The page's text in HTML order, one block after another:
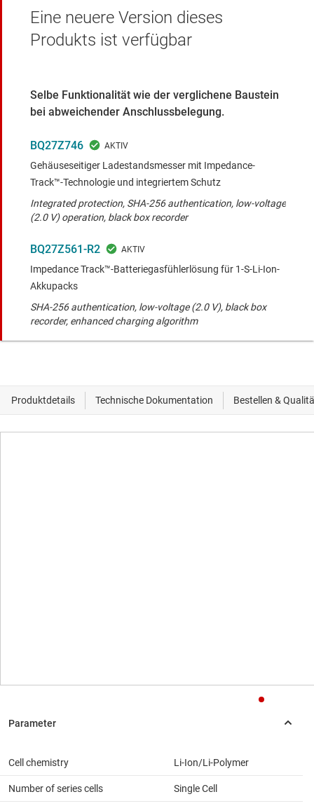
Eine neuere Version dieses
Produkts ist verfügbar
Selbe Funktionalität wie der verglichene Baustein
bei abweichender Anschlussbelegung.
BQ27Z746
Gehäuseseitiger Ladestandsmesser mit Impedance-
Track™-Technologie und integriertem Schutz
Integrated protection, SHA-256 authentication, low-voltage
(2.0 V) operation, black box recorder
BQ27Z561-R2
Impedance Track™-Batteriegasfühlerlösung für 1-S-Li-Ion-
Akkupacks
SHA-256 authentication, low-voltage (2.0 V), black box
recorder, enhanced charging algorithm
Cell chemistry Li-Ion/Li-Polymer
Number of series cells Single Cell